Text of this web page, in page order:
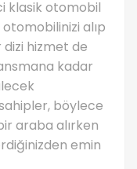
klasik otomobil
alıp
dizi hizmet de
kadar
böylece
araba alırken
emin